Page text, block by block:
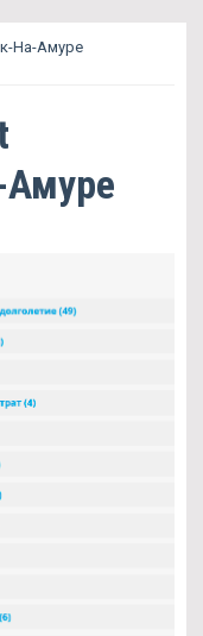
На-Амуре